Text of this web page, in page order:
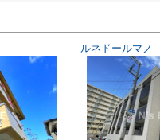
ルネドールマノ